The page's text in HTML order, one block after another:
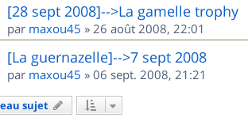
[28 sept 2008]-->La gamelle trophy
par maxou45 » 26 août 2008, 22:01
[La guernazelle]-->7 sept 2008
par maxou45 » 06 sept. 2008, 21:21
sujet